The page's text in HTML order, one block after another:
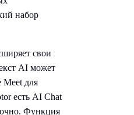
набор
свои
AI может
Meet для
есть AI Chat
Функция